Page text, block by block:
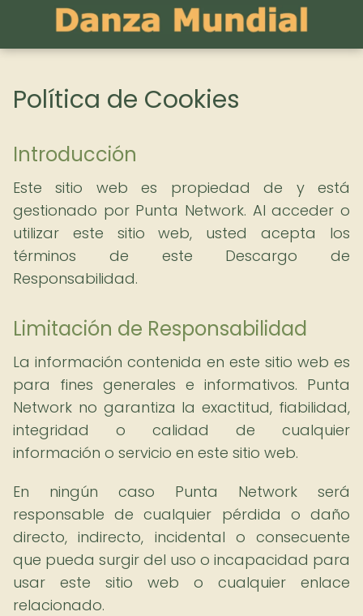
Política de Cookies
Introducción
Este sitio web es propiedad de y está
gestionado por Punta Network. Al acceder o
utilizar este sitio web, usted acepta los
términos de este Descargo de
Responsabilidad.
Limitación de Responsabilidad
La información contenida en este sitio web es
para fines generales e informativos. Punta
Network no garantiza la exactitud, fiabilidad,
integridad o calidad de cualquier
información o servicio en este sitio web.
En ningún caso Punta Network será
responsable de cualquier pérdida o daño
directo, indirecto, incidental o consecuente
que pueda surgir del uso o incapacidad para
usar este sitio web o cualquier enlace
relacionado.